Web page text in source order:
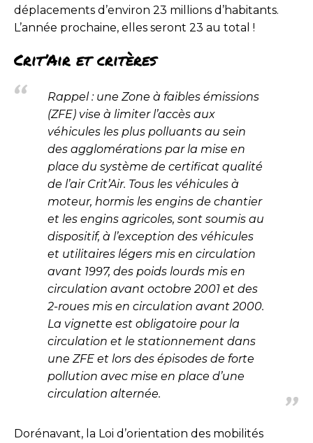
déplacements d’environ 23 millions d’habitants.
L’année prochaine, elles seront 23 au total !
Crit’Air et critères
Rappel : une Zone à faibles émissions
(ZFE) vise à limiter l’accès aux
véhicules les plus polluants au sein
des agglomérations par la mise en
place du système de certificat qualité
de l’air Crit’Air. Tous les véhicules à
moteur, hormis les engins de chantier
et les engins agricoles, sont soumis au
dispositif, à l’exception des véhicules
et utilitaires légers mis en circulation
avant 1997, des poids lourds mis en
circu­lation avant octobre 2001 et des
2-roues mis en circulation avant 2000.
La vignette est obligatoire pour la
circula­tion et le stationnement dans
une ZFE et lors des épisodes de forte
pollution avec mise en place d’une
circulation alternée.
Dorénavant, la Loi d’orientation des mobilités